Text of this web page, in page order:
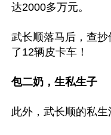
达2000多万元。
武长顺落马后，查
了12辆皮卡车！
包二奶，生私生子
此外，武长顺的私生